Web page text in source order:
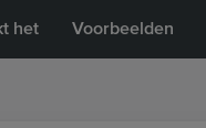
het Voorbeelden